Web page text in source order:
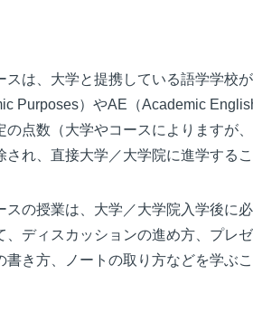
スは、大学と提携している語学学校
Purposes）やAE（Academic
の点数（大学やコースによりますが
れ、直接大学／大学院に進学するこ
スの授業は、大学／大学院入学後に
、ディスカッションの進め方、プレ
き方、ノートの取り方などを学ぶこ